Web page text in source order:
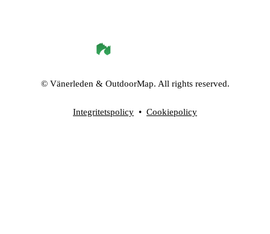
© Vänerleden& OutdoorMap. All rights reserved.
Integritetspolicy • Cookiepolicy